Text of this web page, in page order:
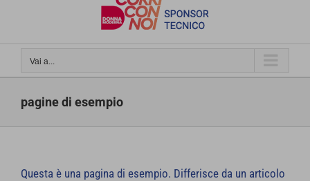
Vai a...
pagine di esempio
Questa è una pagina di esempio. Differisce da un articolo